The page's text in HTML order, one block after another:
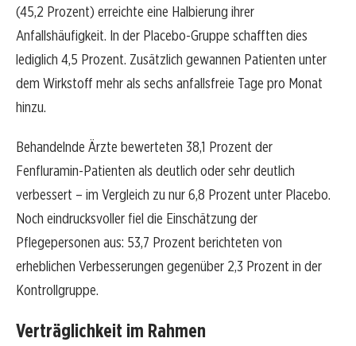
(45,2 Prozent) erreichte eine Halbierung ihrer
Anfallshäufigkeit. In der Placebo-Gruppe schafften dies
lediglich 4,5 Prozent. Zusätzlich gewannen Patienten unter
dem Wirkstoff mehr als sechs anfallsfreie Tage pro Monat
hinzu.
Behandelnde Ärzte bewerteten 38,1 Prozent der
Fenfluramin-Patienten als deutlich oder sehr deutlich
verbessert – im Vergleich zu nur 6,8 Prozent unter Placebo.
Noch eindrucksvoller fiel die Einschätzung der
Pflegepersonen aus: 53,7 Prozent berichteten von
erheblichen Verbesserungen gegenüber 2,3 Prozent in der
Kontrollgruppe.
Verträglichkeit im Rahmen